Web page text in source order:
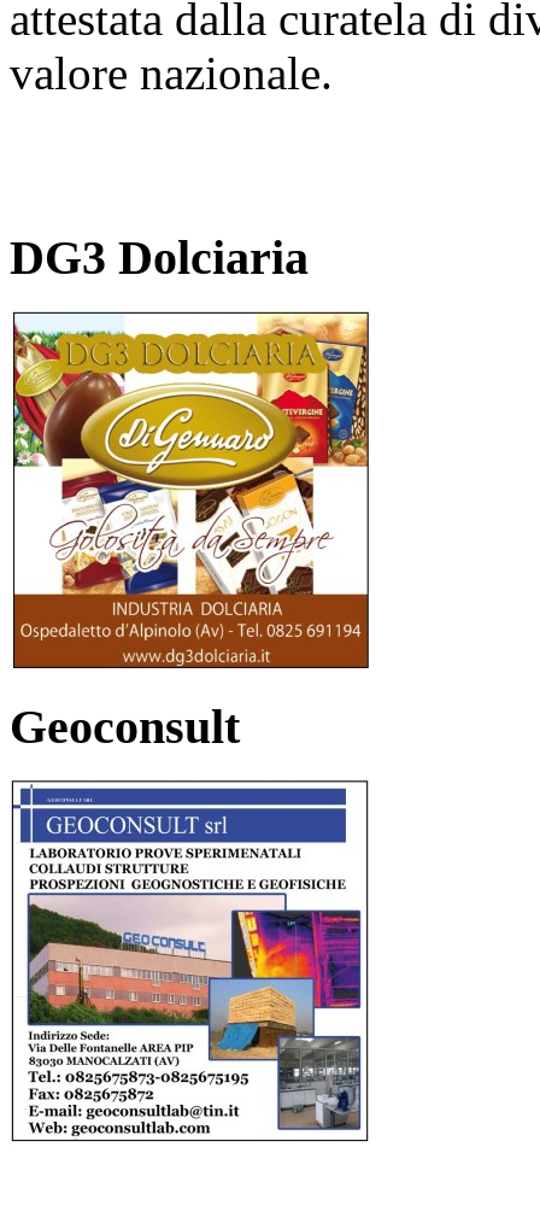
attestata dalla curatela di
valore nazionale.
DG3 Dolciaria
Geoconsult